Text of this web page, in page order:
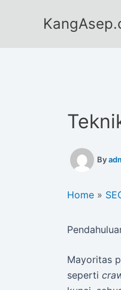
By
Home
Mayoritas
seperti